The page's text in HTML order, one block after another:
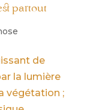
partout
de
la lumière
végétation ;